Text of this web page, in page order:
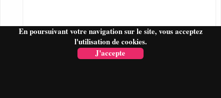
En poursuivant votre navigation sur le site, vous acceptez
l'utilisation de cookies.
J'accepte